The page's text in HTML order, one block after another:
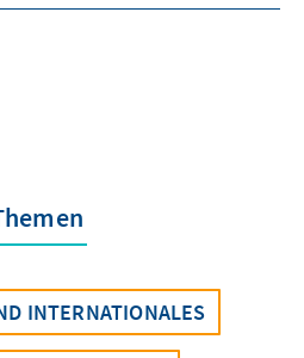
INTERNATIONALES